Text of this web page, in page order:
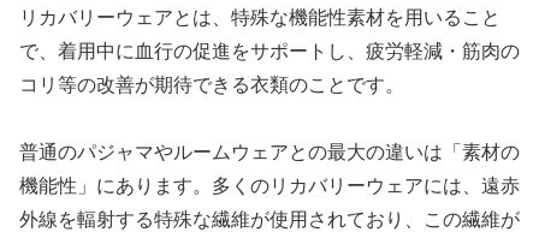
リカバリーウェアとは、特殊な機能性素材を用いること
で、着用中に血行の促進をサポートし、疲労軽減・筋肉の
コリ等の改善が期待できる衣類のことです。
普通のパジャマやルームウェアとの最大の違いは「素材の
機能性」にあります。多くのリカバリーウェアには、遠赤
外線を輻射する特殊な繊維が使用されており、この繊維が